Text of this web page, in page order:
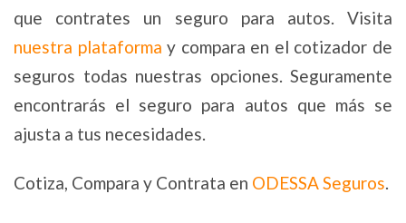
que contrates un seguro para autos. Visita
nuestra plataforma y compara en el cotizador de
seguros todas nuestras opciones. Seguramente
encontrarás el seguro para autos que más se
ajusta a tus necesidades.
Cotiza, Compara y Contrata en ODESSA Seguros.